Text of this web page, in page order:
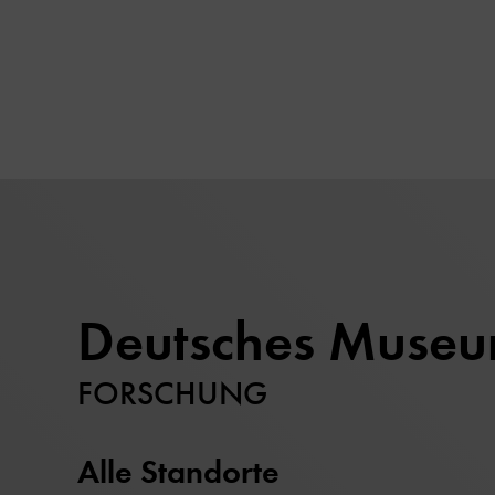
Deutsches
FORSCHUNG
Alle Standorte